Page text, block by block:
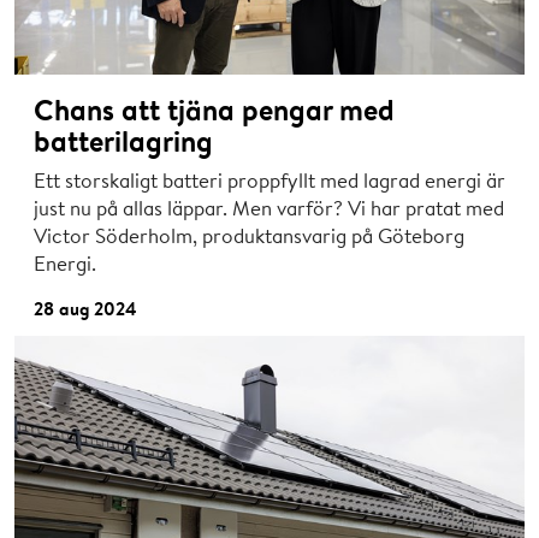
Chans att tjäna pengar med
batterilagring
Ett storskaligt batteri proppfyllt med lagrad energi är
just nu på allas läppar. Men varför? Vi har pratat med
Victor Söderholm, produktansvarig på Göteborg
Energi.
28 aug 2024